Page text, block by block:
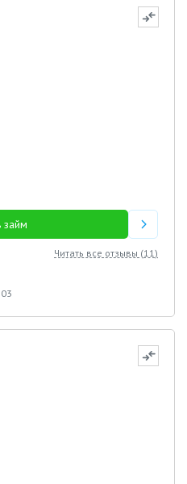
займ
Читать все отзывы (11)